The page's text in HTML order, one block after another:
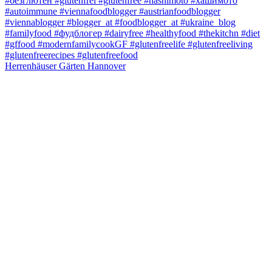
Herrenhäuser Gärten Hannover